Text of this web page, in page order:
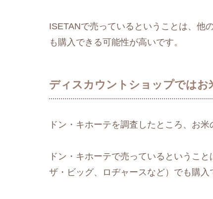
ISETANで売っているということは、他
も購入できる可能性が高いです。
ディスカウントショップでは
ドン・キホーテを調査したところ、お
ドン・キホーテで売っているというこ
ザ・ビッグ、ロヂャースなど）でも購入